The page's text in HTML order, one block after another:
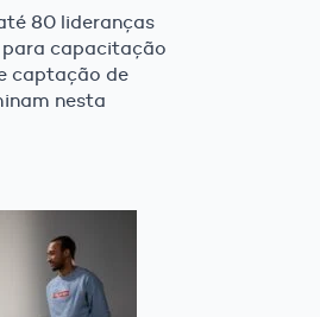
80 lideranças
para capacitação
captação de
nesta